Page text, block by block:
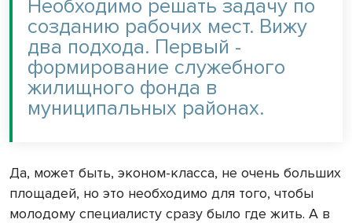
Необходимо решать задачу по
созданию рабочих мест. Вижу
два подхода. Первый -
формирование служебного
жилищного фонда в
муниципальных районах.
Да, может быть, эконом-класса, не очень больших
площадей, но это необходимо для того, чтобы
молодому специалисту сразу было где жить. А в